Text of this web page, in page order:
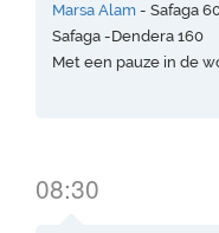
Marsa Alam - Safaga
Safaga -Dendera 160
Met een pauze in de
08:30